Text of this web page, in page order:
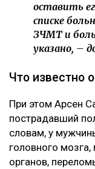
оставить
списке
ЗЧМТ и
указано, –
Что известно
При этом Арсен
пострадавший
словам, у
головного
органов,